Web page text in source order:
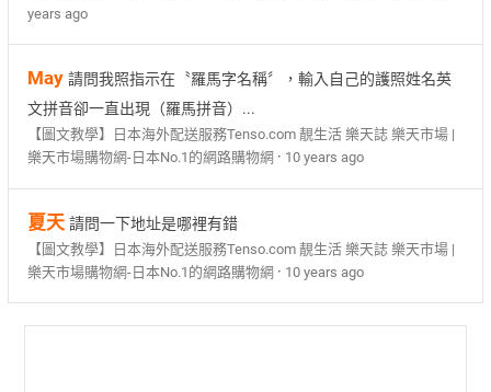
years ago
May 請問我照指示在〝羅馬字名稱〞，輸入自己的護照姓名英
文拼音卻一直出現（羅馬拼音）...
【圖文教學】日本海外配送服務Tenso.com 靚生活 樂天誌 樂天市場 |
樂天市場購物網-日本No.1的網路購物網 · 10 years ago
夏天 請問一下地址是哪裡有錯
【圖文教學】日本海外配送服務Tenso.com 靚生活 樂天誌 樂天市場 |
樂天市場購物網-日本No.1的網路購物網 · 10 years ago